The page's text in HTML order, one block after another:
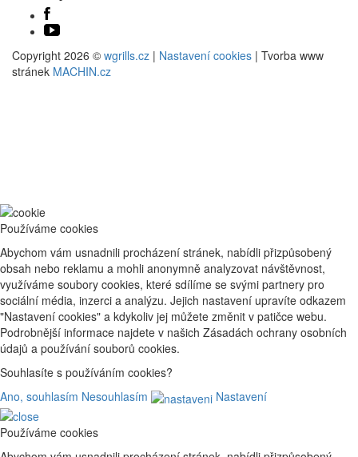
Copyright 2026 © wgrills.cz | Nastavení cookies | Tvorba www
stránek MACHIN.cz
Používáme cookies
Abychom vám usnadnili procházení stránek, nabídli přizpůsobený
obsah nebo reklamu a mohli anonymně analyzovat návštěvnost,
využíváme soubory cookies, které sdílíme se svými partnery pro
sociální média, inzerci a analýzu. Jejich nastavení upravíte odkazem
"Nastavení cookies" a kdykoliv jej můžete změnit v patičce webu.
Podrobnější informace najdete v našich Zásadách ochrany osobních
údajů a používání souborů cookies.
Souhlasíte s používáním cookies?
Ano, souhlasím Nesouhlasím Nastavení
Používáme cookies